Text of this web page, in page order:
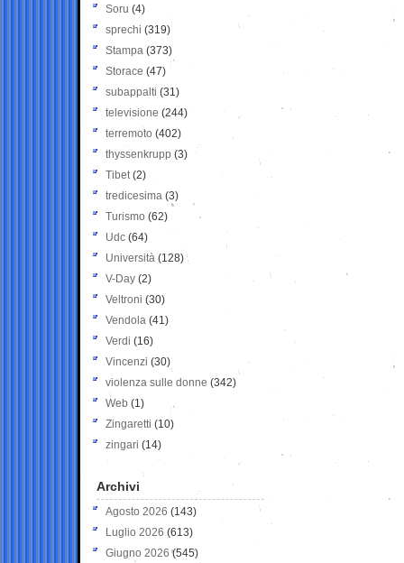
Soru (4)
sprechi (319)
Stampa (373)
Storace (47)
subappalti (31)
televisione(244)
terremoto (402)
thyssenkrupp (3)
Tibet(2)
tredicesima (3)
Turismo (62)
Udc (64)
Università (128)
V-Day (2)
Veltroni (30)
Vendola (41)
Verdi (16)
Vincenzi (30)
violenza sulle donne (342)
Web (1)
Zingaretti (10)
zingari (14)
Archivi
Agosto 2026 (143)
Luglio 2026 (613)
Giugno 2026 (545)